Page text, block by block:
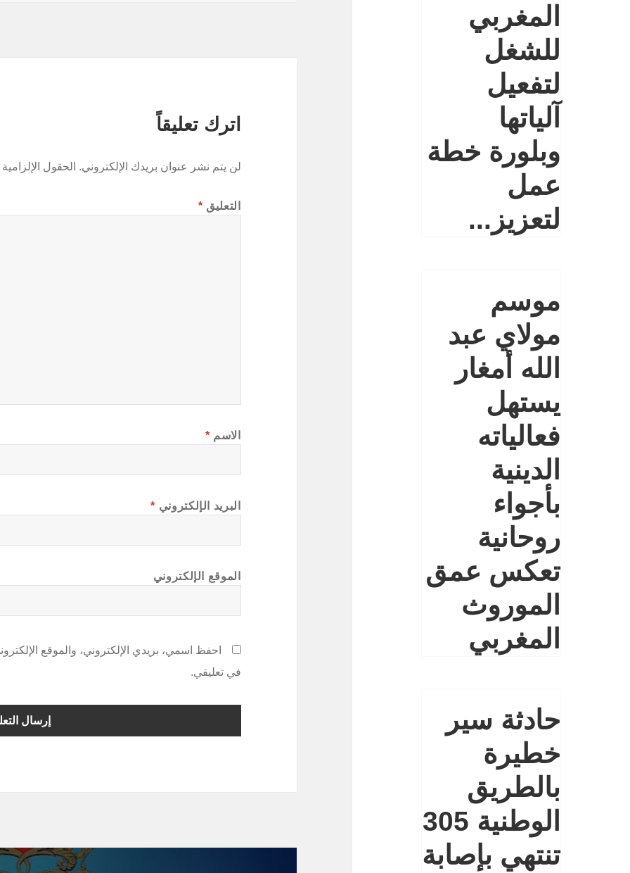
المغربي
للشغل
لتفعيل
آلياتها
وبلورة خطة
عمل
لتعزيز...
موسم
مولاي عبد
الله أمغار
يستهل
فعالياته
الدينية
بأجواء
روحانية
تعكس عمق
الموروث
المغربي
حادثة سير
خطيرة
بالطريق
الوطنية 305
تنتهي بإصابة
اترك تعليقاً
لن يتم نشر عنوان بريدك الإلكتروني. الحقول
التعليق *
الاسم *
البريد الإلكتروني *
الموقع الإلكتروني
احفظ اسمي، بريدي الإلكتروني، والموقع
في تعليقي.